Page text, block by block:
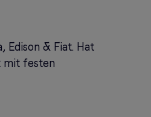
Edison & Fiat. Hat
mit festen